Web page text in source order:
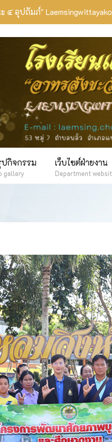
๔ อุปถัมภ์"
ปกิจกรรม
gallery
เว็บไซต์ฝ่ายงาน
Department